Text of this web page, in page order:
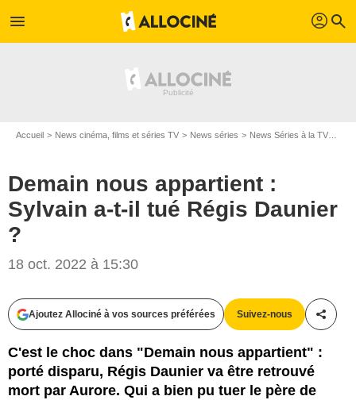
menu profil search
Accueil News cinéma, films et séries TV News séries News Séries à la TV
Demain nous appartient :
Sylvain a-t-il tué Régis Daunier
?
18 oct. 2022 à 15:30
Ajoutez Allociné à vos sources préférées Suivez-nous
C'est le choc dans "Demain nous appartient" :
porté disparu, Régis Daunier va être retrouvé
mort par Aurore. Qui a bien pu tuer le père de